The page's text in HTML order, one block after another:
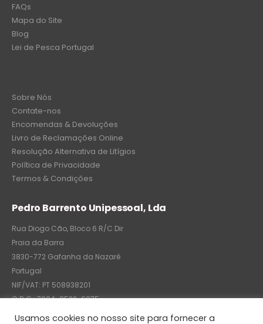
FAQs
Mapa do Site
Blog
Lei de Pesca Portugal
Sobre Nós
Contate-nos
Encomendas & Devoluções
Livro de Reclamações Online
Resolução Alternativa de Litígios
Política de Privacidade
Termos & Condições
Pedro Barrento Unipessoal, Lda
Rua Diogo Cão, Bloco 6 R/C Dir
Praia da Barra
3830-772 Gafanha da Nazaré
Portugal
NIF/VAT: PT 508938201
C.R.C.: 7004-8522-6075
Usamos cookies no nosso site para fornecer a